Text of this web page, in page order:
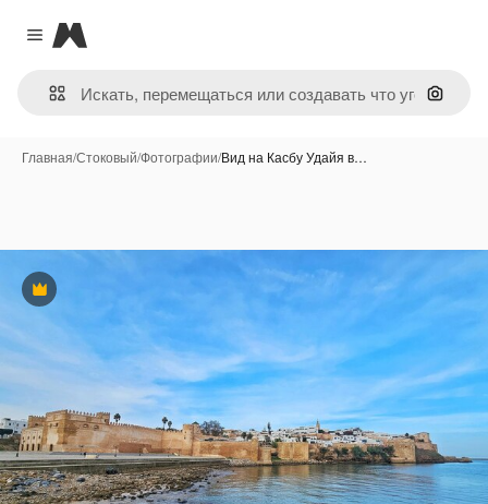
Close menu
Magnific
Поиск
Главная/Стоковый/Фотографии/Вид на Касбу Удайя в…
Премиум